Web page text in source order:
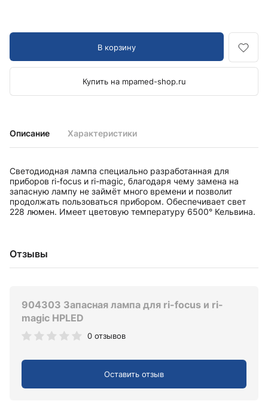
Описание Характеристики
Светодиодная лампа специально разработанная для
приборов ri-focus и ri-magic, благодаря чему замена на
запасную лампу не займёт много времени и позволит
продолжать пользоваться прибором. Обеспечивает свет
228 люмен. Имеет цветовую температуру 6500° Кельвина.
Отзывы
904303 Запасная лампа для ri-focus и ri-
magic HPLED
0 отзывов
Оставить отзыв
В корзину
Купить на mpamed-shop.ru